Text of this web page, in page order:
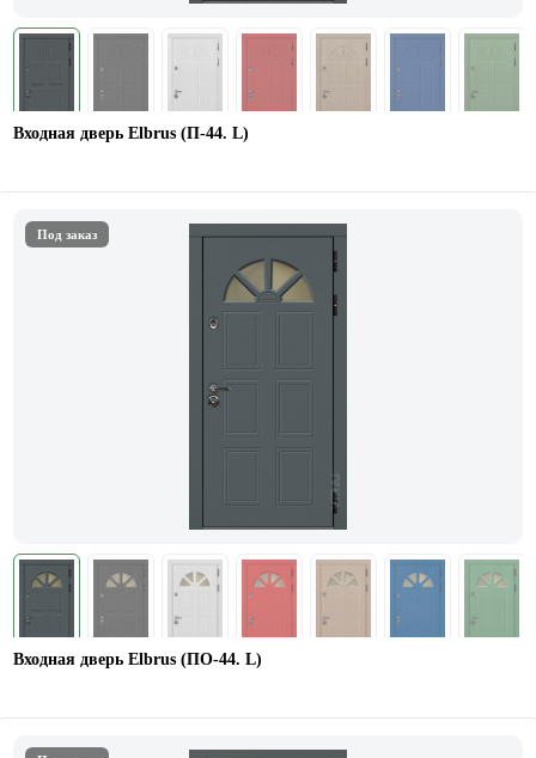
Входная дверь Elbrus (П-44. L)
Под заказ
Входная дверь Elbrus (ПО-44. L)